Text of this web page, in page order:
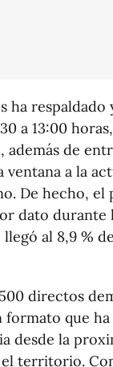
ha respaldado
a 13:00
además de
ventana a la
De hecho, el
dato durante
al 8,9 %
directos
formato que
desde la
territorio.